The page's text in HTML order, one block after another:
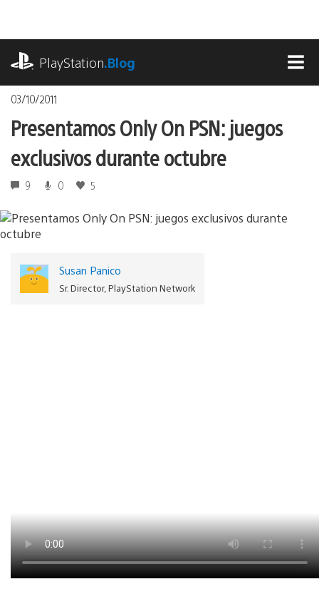
contenido
PlayStation.Blog
03/10/2011
Presentamos Only On PSN: juegos
exclusivos durante octubre
9 0 5
Susan Panico
Sr. Director, PlayStation Network